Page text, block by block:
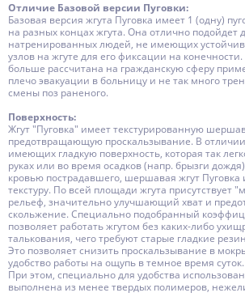
Отличие Базовой версии Пуговки:
Базовая версия жгута Пуговка имеет 1 (одну)
на разных концах жгута. Она отлично подойдет
натренированных людей, не имеющих
узлов на жгуте для его фиксации на
больше рассчитана на гражданскую сферу
плечо эвакуации в больницу и не так много
смены поз раненого.
Поверхность:
Жгут "Пуговка" имеет текстурированную
предотвращающую проскальзывание. В отличии
имеющих гладкую поверхность, которая так
руках или во время осадков (напр. брызги
кровью пострадавшего, шершавая жгут
текстуру. По всей площади жгута
рельеф, значительно улучшающий хват и
скольжение. Специально подобранный
позволяет работать жгутом без каких-либо
талькования, чего требуют старые гладкие
Это позволяет снизить проскальзывание в
удобство работы на ощупь в темное время суток.
При этом, специально для удобства
выполнена из менее твердых полимеров,